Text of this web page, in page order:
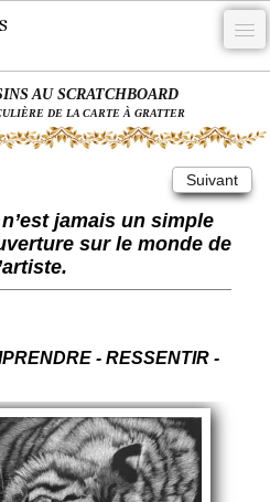
Français
AU SCRATCHBOARD
DE LA CARTE À GRATTER
Suivant
jamais un simple
sur le monde de
- RESSENTIR -